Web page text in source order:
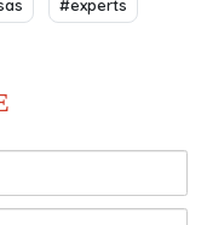
#experts